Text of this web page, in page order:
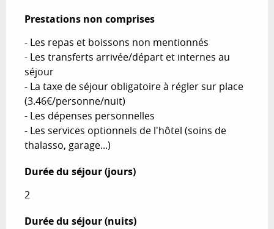
Prestations non comprises
Prestations non comprises
- Les repas et boissons non mentionnés
- Les transferts arrivée/départ et internes au
séjour
- La taxe de séjour obligatoire à régler sur place
(3.46€/personne/nuit)
- Les dépenses personnelles
- Les services optionnels de l'hôtel (soins de
thalasso, garage...)
Durée du séjour (jours)
Durée du séjour (jours)
2
Durée du séjour (nuits)
Durée du séjour (nuits)